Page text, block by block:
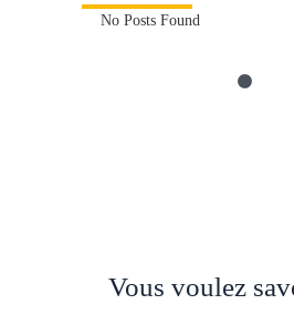
No Posts Found
Vous voulez